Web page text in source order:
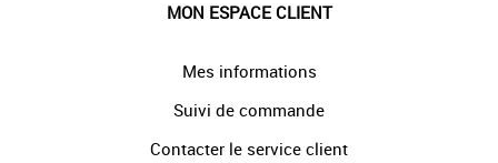
MON ESPACE CLIENT
Mes informations
Suivi de commande
Contacter le service client